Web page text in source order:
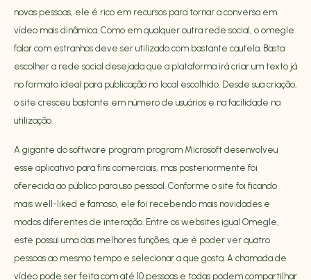
novas pessoas, ele é rico em recursos para tornar a conversa em
vídeo mais dinâmica. Como em qualquer outra rede social, o omegle
falar com estranhos deve ser utilizado com bastante cautela. Basta
escolher a rede social desejada que a plataforma irá criar um texto já
no formato ideal para publicação no local escolhido. Desde sua criação,
o site cresceu bastante em número de usuários e na facilidade na
utilização.
A gigante do software program program Microsoft desenvolveu
esse aplicativo para fins comerciais, mas posteriormente foi
oferecida ao público para uso pessoal. Conforme o site foi ficando
mais well-liked e famoso, ele foi recebendo mais novidades e
modos diferentes de interação. Entre os websites igual Omegle,
este possui uma das melhores funções, que é poder ver quatro
pessoas ao mesmo tempo e selecionar a que gosta. A chamada de
vídeo pode ser feita com até 10 pessoas e todas podem compartilhar